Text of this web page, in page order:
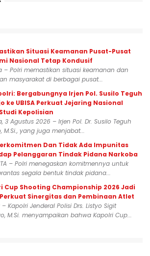
Situasi Keamanan Pusat-Pusat
Nasional Tetap Kondusif
– Polri memastikan situasi keamanan dan
masyarakat di berbagai pusat...
Bergabungnya Irjen Pol. Susilo Teguh
ke UBISA Perkuat Jejaring Nasional
Kepolisian
3 Agustus 2026 – Irjen Pol. Dr. Susilo Teguh
M.Si., yang juga menjabat...
Dan Tidak Ada Impunitas
Pelanggaran Tindak Pidana Narkoba
– Polri menegaskan komitmennya untuk
segala bentuk tindak pidana...
Cup Shooting Championship 2026 Jadi
Sinergitas dan Pembinaan Atlet
Kapolri Jenderal Polisi Drs. Listyo Sigit
M.Si. menyampaikan bahwa Kapolri Cup...